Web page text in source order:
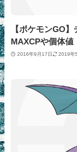
【ポケモンGO
MAXCPや個体値
2016年9月17日 2019年